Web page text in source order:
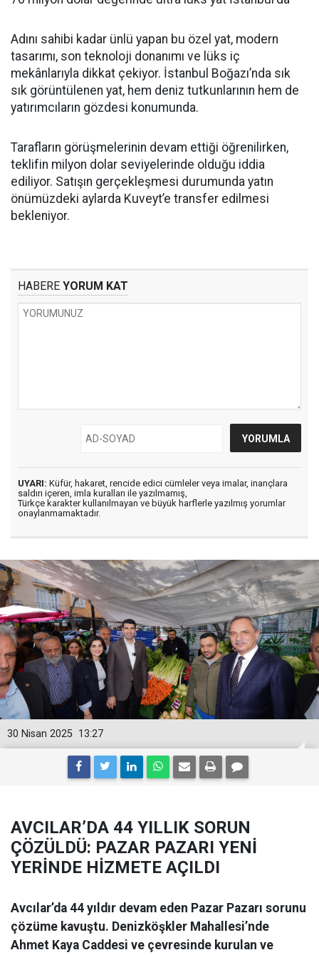
Adını sahibi kadar ünlü yapan bu özel yat, modern
tasarımı, son teknoloji donanımı ve lüks iç
mekânlarıyla dikkat çekiyor. İstanbul Boğazı’nda sık
sık görüntülenen yat, hem deniz tutkunlarının hem de
yatırımcıların gözdesi konumunda.
Tarafların görüşmelerinin devam ettiği öğrenilirken,
teklifin milyon dolar seviyelerinde olduğu iddia
ediliyor. Satışın gerçekleşmesi durumunda yatın
önümüzdeki aylarda Kuveyt’e transfer edilmesi
bekleniyor.
HABERE YORUM KAT
UYARI: Küfür, hakaret, rencide edici cümleler veya imalar, inançlara
saldırı içeren, imla kuralları ile yazılmamış,
Türkçe karakter kullanılmayan ve büyük harflerle yazılmış yorumlar
onaylanmamaktadır.
13:27
30 Nisan 2025
AVCILAR’DA 44 YILLIK SORUN
ÇÖZÜLDÜ: PAZAR PAZARI YENİ
YERİNDE HİZMETE AÇILDI
Avcılar’da 44 yıldır devam eden Pazar Pazarı sorunu
çözüme kavuştu. Denizköşkler Mahallesi’nde
Ahmet Kaya Caddesi ve çevresinde kurulan ve